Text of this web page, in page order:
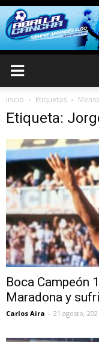
Inicio Etiquetas
Etiqueta:
Boca Campeón
Maradona y
Carlos Aira - 21 agosto,